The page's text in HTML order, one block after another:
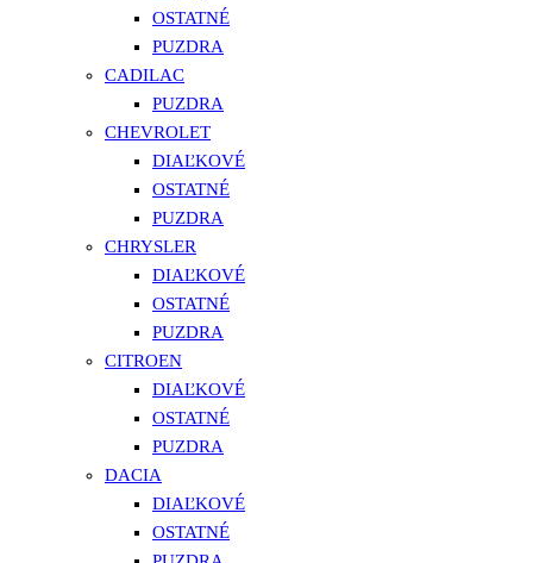
OSTATNÉ
PUZDRA
CADILAC
PUZDRA
CHEVROLET
DIAĽKOVÉ
OSTATNÉ
PUZDRA
CHRYSLER
DIAĽKOVÉ
OSTATNÉ
PUZDRA
CITROEN
DIAĽKOVÉ
OSTATNÉ
PUZDRA
DACIA
DIAĽKOVÉ
OSTATNÉ